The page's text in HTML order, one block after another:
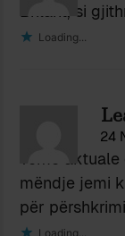
Brilant, si
Loading...
24
Temë
mëndje jemi
për
Loading...